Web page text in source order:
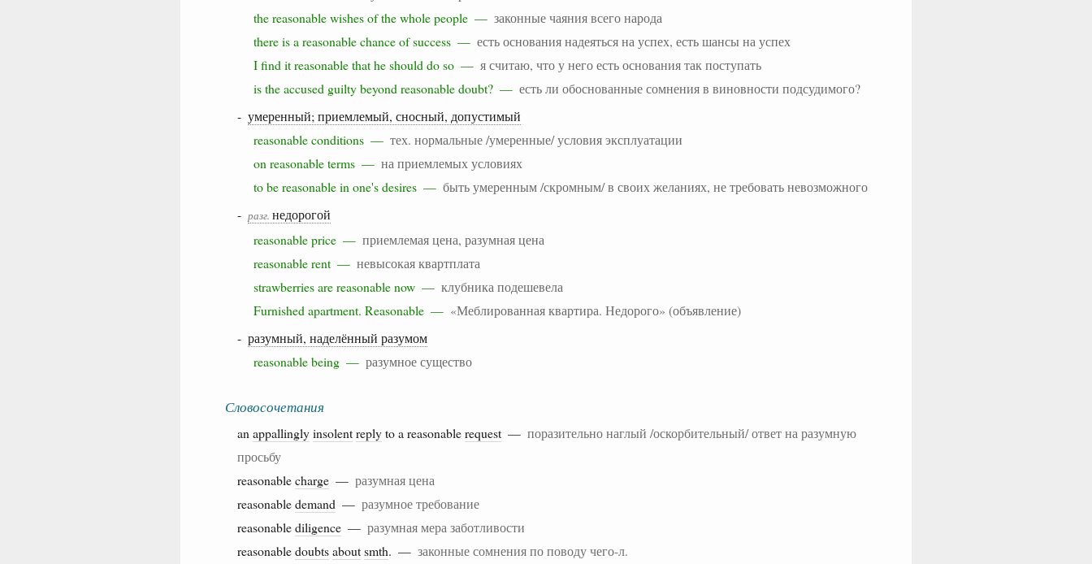
the reasonable wishes of the whole people — законные чаяния всего народа
there is a reasonable chance of success — есть основания надеяться на успех, есть шансы на успех
I find it reasonable that he should do so — я считаю, что у него есть основания так поступать
is the accused guilty beyond reasonable doubt? — есть ли обоснованные сомнения в виновности подсудимого?
- умеренный; приемлемый, сносный, допустимый
reasonable conditions — тех. нормальные /умеренные/ условия эксплуатации
on reasonable terms — на приемлемых условиях
to be reasonable in one's desires — быть умеренным /скромным/ в своих желаниях, не требовать невозможного
- разг. недорогой
reasonable price — приемлемая цена, разумная цена
reasonable rent — невысокая квартплата
strawberries are reasonable now — клубника подешевела
Furnished apartment. Reasonable — «Меблированная квартира. Недорого» (объявление)
- разумный, наделённый разумом
reasonable being — разумное существо
Словосочетания
an appallinglyinsolentreplyto a reasonablerequest — поразительно наглый /оскорбительный/ ответ на разумную
просьбу
reasonablecharge — разумная цена
reasonabledemand — разумное требование
reasonablediligence — разумная мера заботливости
reasonabledoubtsaboutsmth. — законные сомнения по поводу чего-л.